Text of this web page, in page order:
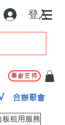
登入
奉獻支持
合辦聚會
板租用服務